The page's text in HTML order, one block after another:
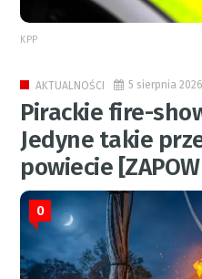
KPP
AKTUALNOŚCI 5 sierpnia 2026
Pirackie fire-
Jedyne takie
powiecie
0